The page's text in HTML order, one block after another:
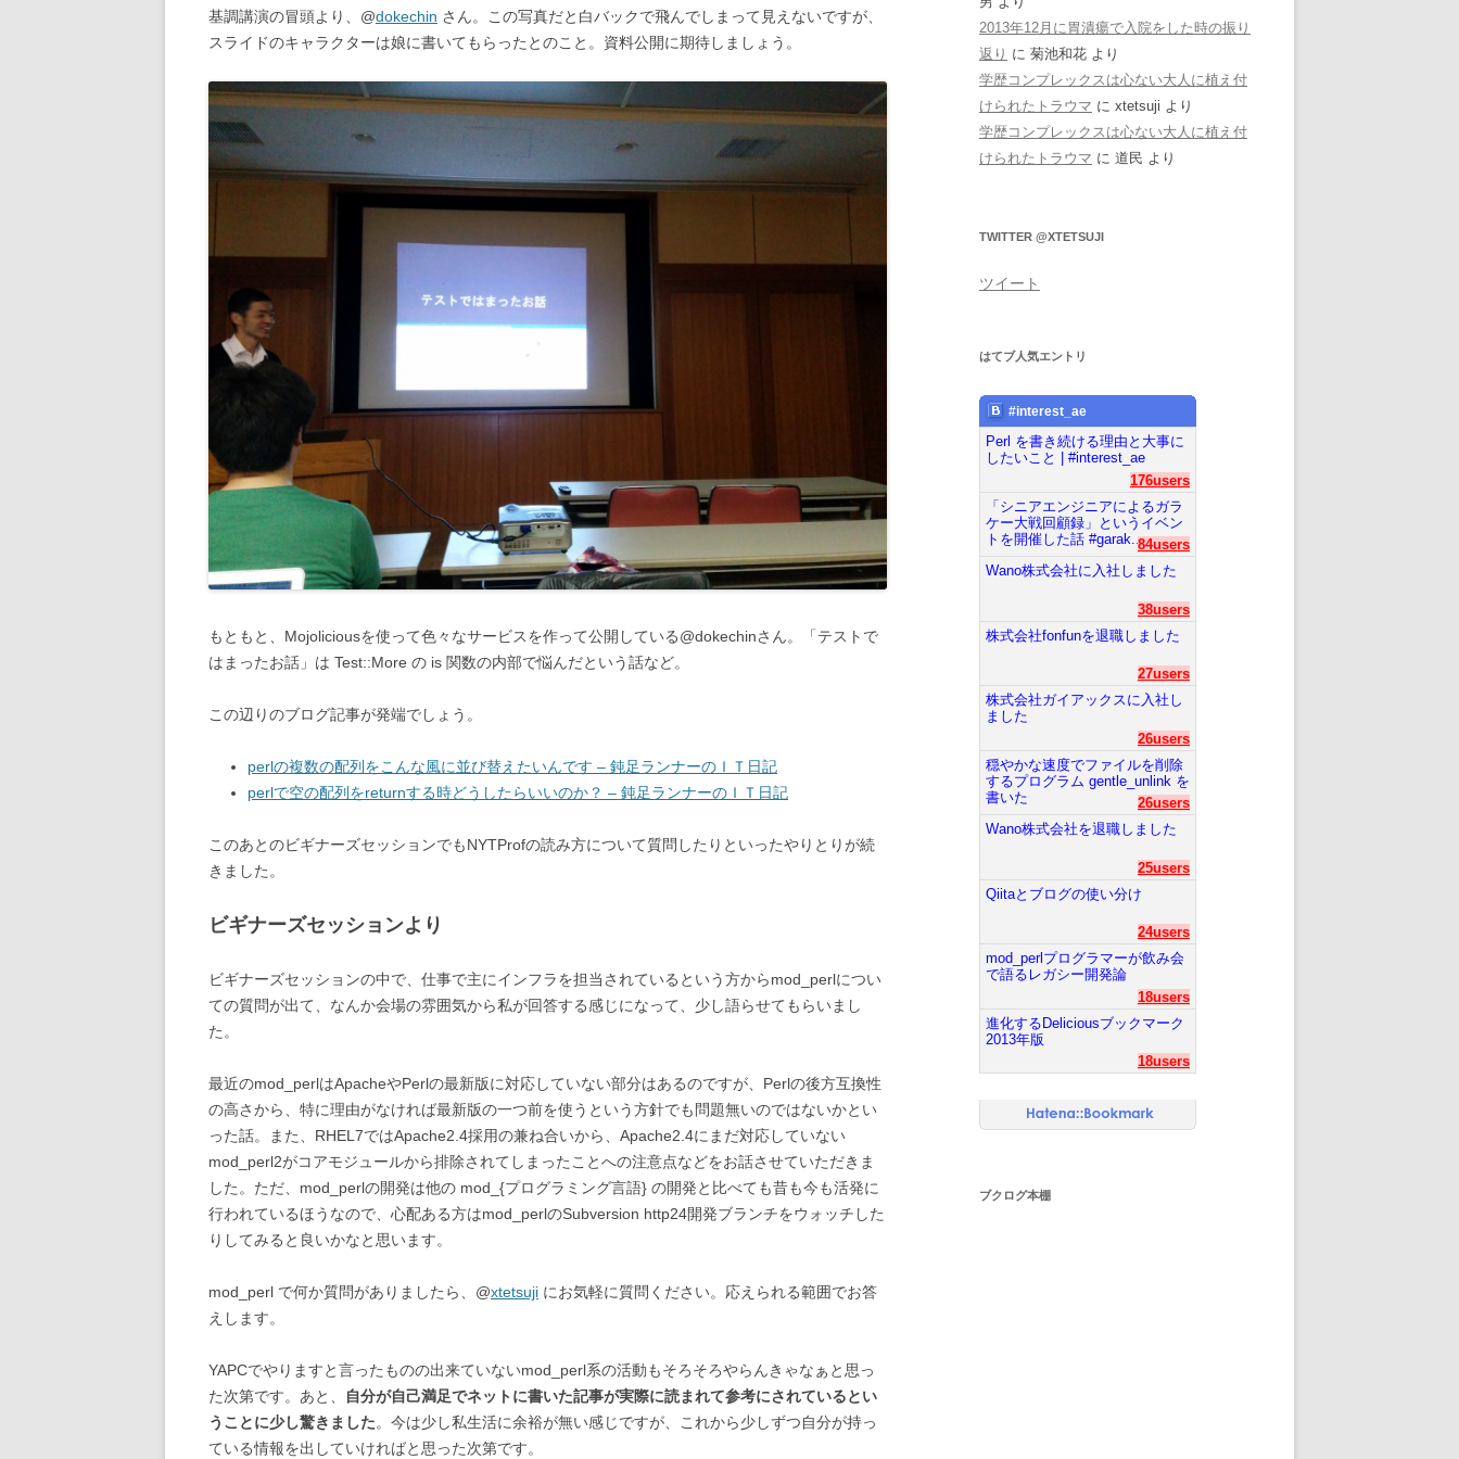
基調講演の冒頭より、@dokechin さん。この写真だと白バックで飛んでしまって見えないですが、
スライドのキャラクターは娘に書いてもらったとのこと。資料公開に期待しましょう。
もともと、Mojoliciousを使って色々なサービスを作って公開している@dokechinさん。「テストで
はまったお話」は Test::More の is 関数の内部で悩んだという話など。
この辺りのブログ記事が発端でしょう。
perlの複数の配列をこんな風に並び替えたいんです – 鈍足ランナーのＩＴ日記
perlで空の配列をreturnする時どうしたらいいのか？ – 鈍足ランナーのＩＴ日記
このあとのビギナーズセッションでもNYTProfの読み方について質問したりといったやりとりが続
きました。
ビギナーズセッションより
ビギナーズセッションの中で、仕事で主にインフラを担当されているという方からmod_perlについ
ての質問が出て、なんか会場の雰囲気から私が回答する感じになって、少し語らせてもらいまし
た。
最近のmod_perlはApacheやPerlの最新版に対応していない部分はあるのですが、Perlの後方互換性
の高さから、特に理由がなければ最新版の一つ前を使うという方針でも問題無いのではないかとい
った話。また、RHEL7ではApache2.4採用の兼ね合いから、Apache2.4にまだ対応していない
mod_perl2がコアモジュールから排除されてしまったことへの注意点などをお話させていただきま
した。ただ、mod_perlの開発は他の mod_{プログラミング言語} の開発と比べても昔も今も活発に
行われているほうなので、心配ある方はmod_perlのSubversion http24開発ブランチをウォッチした
りしてみると良いかなと思います。
mod_perl で何か質問がありましたら、@xtetsuji にお気軽に質問ください。応えられる範囲でお答
えします。
YAPCでやりますと言ったものの出来ていないmod_perl系の活動もそろそろやらんきゃなぁと思っ
た次第です。あと、
自分が自己満足でネットに書いた記事が実際に読まれて参考にされているとい
うことに少し驚きました。今は少し私生活に余裕が無い感じですが、これから少しずつ自分が持っ
ている情報を出していければと思った次第です。
2013年12月に胃潰瘍で入院をした時の振り
返り に 菊池和花 より
学歴コンプレックスは心ない大人に植え付
けられたトラウマ に xtetsuji より
学歴コンプレックスは心ない大人に植え付
けられたトラウマ に 道民 より
TWITTER @XTETSUJI
ツイート
はてブ人気エントリ
#interest_ae
Perl を書き続ける理由と大事に
したいこと | #interest_ae
176users
「シニアエンジニアによるガラ
ケー大戦回顧録」というイベン
トを開催した話 #garak...84users
Wano株式会社に入社しました
38users
株式会社fonfunを退職しました
27users
株式会社ガイアックスに入社し
ました
26users
穏やかな速度でファイルを削除
するプログラム gentle_unlink を
書いた
26users
Wano株式会社を退職しました
25users
Qiitaとブログの使い分け
24users
mod_perlプログラマーが飲み会
で語るレガシー開発論
18users
進化するDeliciousブックマーク
2013年版
18users
ブクログ本棚